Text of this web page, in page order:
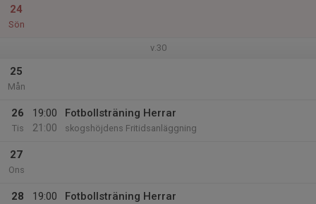
24
Sön
v.30
25
Mån
26
Tis
19:00
21:00
Fotbollsträning Herrar
skogshöjdens Fritidsanläggning
27
Ons
28
19:00
Fotbollsträning Herrar